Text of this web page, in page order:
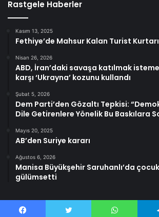
Rastgele Haberler
Kasım 13, 2025
Fethiye’de Mahsur Kalan Turist
Nisan 26, 2026
ABD, İran’daki savaşa katılmak
karşı ‘Ukrayna’ kozunu kullandı
Şubat 5, 2026
Dem Parti’den Gözaltı Tepkisi:
Dile Getirenlere Yönelik Bu Baskılara
Mayıs 20, 2025
AB’den Suriye kararı
Ağustos 6, 2026
Manisa Büyükşehir Saruhanlı’da
gülümsetti